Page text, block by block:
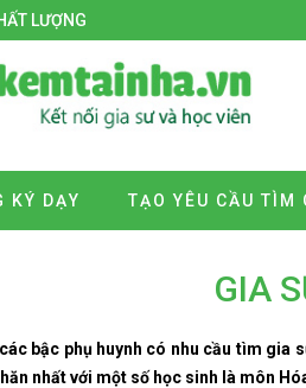
LƯỢNG
KÝ DẠY TẠO YÊU CẦU TÌM
GIA
bậc phụ huynh có nhu cầu tìm
nhất với một số học sinh là môn